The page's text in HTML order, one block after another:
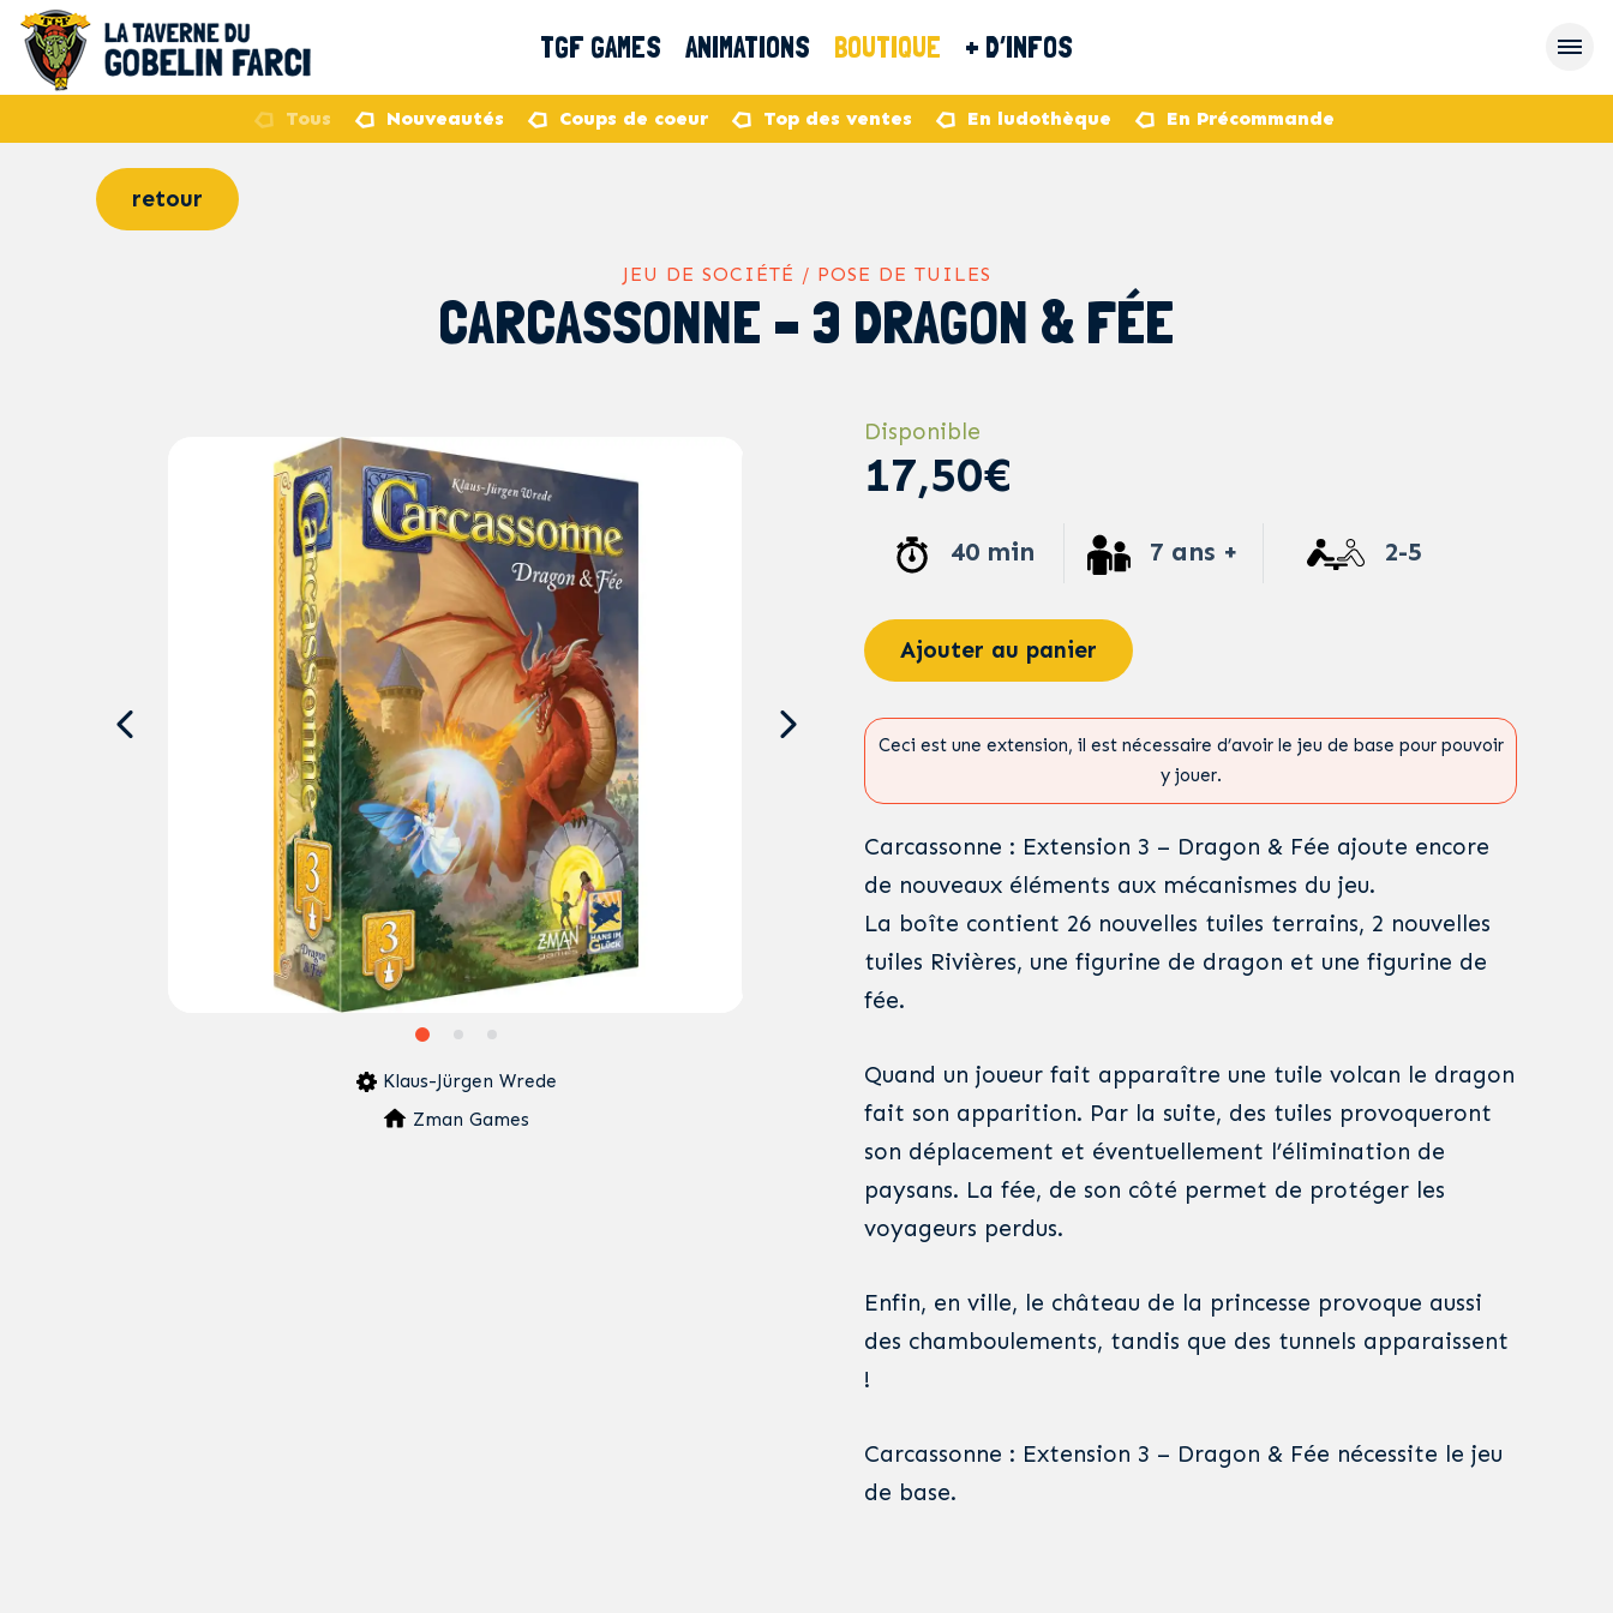
TGF GAMES ANIMATIONS BOUTIQUE + D’INFOS
Tous Nouveautés Coups de coeur Top des ventes En ludothèque En Précommande
retour
JEU DE SOCIÉTÉ / POSE DE TUILES
CARCASSONNE – 3 DRAGON & FÉE
Klaus-Jürgen Wrede
Zman Games
Disponible
17,50€
40 min 7 ans + 2-5
Ajouter au panier
Ceci est une extension, il est nécessaire d’avoir le jeu de base pour pouvoir
y jouer.
Carcassonne : Extension 3 – Dragon & Fée ajoute encore
de nouveaux éléments aux mécanismes du jeu.
La boîte contient 26 nouvelles tuiles terrains, 2 nouvelles
tuiles Rivières, une figurine de dragon et une figurine de
fée.
Quand un joueur fait apparaître une tuile volcan le dragon
fait son apparition. Par la suite, des tuiles provoqueront
son déplacement et éventuellement l’élimination de
paysans. La fée, de son côté permet de protéger les
voyageurs perdus.
Enfin, en ville, le château de la princesse provoque aussi
des chamboulements, tandis que des tunnels apparaissent
!
Carcassonne : Extension 3 – Dragon & Fée nécessite le jeu
de base.